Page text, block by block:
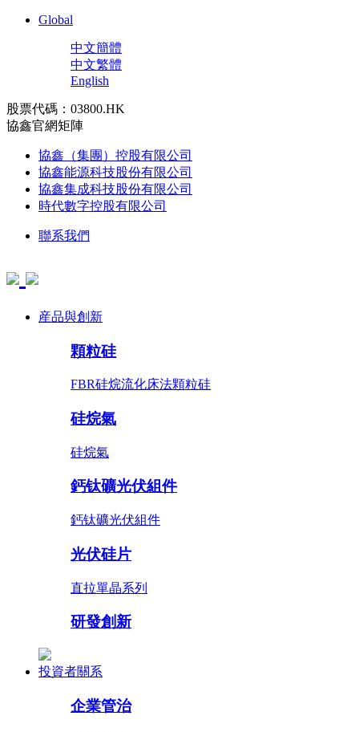
Global
中文簡體
中文繁體
English
股票代碼：03800.HK
協鑫官網矩陣
協鑫（集團）控股有限公司
協鑫能源科技股份有限公司
協鑫集成科技股份有限公司
時代數字控股有限公司
聯系我們
産品與創新
顆粒硅
FBR硅烷流化床法顆粒硅
硅烷氣
硅烷氣
鈣钛礦光伏組件
鈣钛礦光伏組件
光伏硅片
直拉單晶系列
研發創新
投資者關系
企業管治